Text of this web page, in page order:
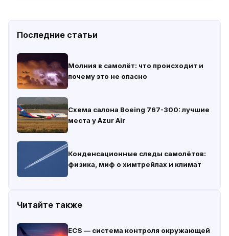
Последние статьи
Молния в самолёт: что происходит и
почему это не опасно
Схема салона Boeing 767-300: лучшие
места у Azur Air
Конденсационные следы самолётов:
физика, миф о химтрейлах и климат
Читайте также
ECS — система контроля окружающей